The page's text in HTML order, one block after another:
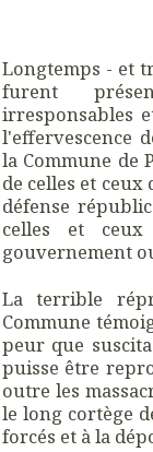
Longtemps - et
furent
irresponsables
l'effervescence
la Commune de
de celles et
défense
celles et
gouvernement
La terrible
Commune
peur que
puisse être
outre les
le long cortège
forcés et à la